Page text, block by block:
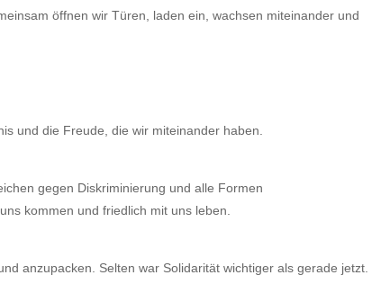
öffnen wir Türen, laden ein, wachsen miteinander und
und die Freude, die wir miteinander haben.
gegen Diskriminierung und alle Formen
kommen und friedlich mit uns leben.
anzupacken. Selten war Solidarität wichtiger als gerade jetzt.